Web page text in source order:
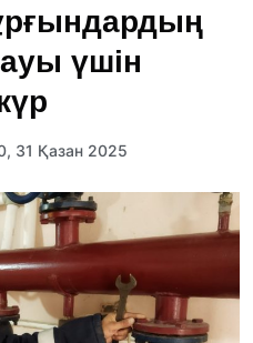
үшін
31 Қазан 2025